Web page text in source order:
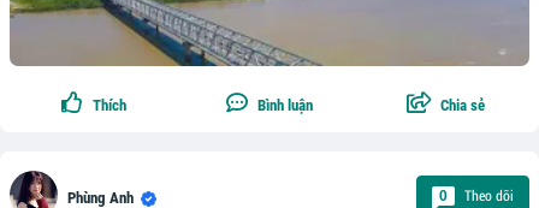
Thích Bình luận Chia sẻ
Phùng Anh 0 Theo dõi